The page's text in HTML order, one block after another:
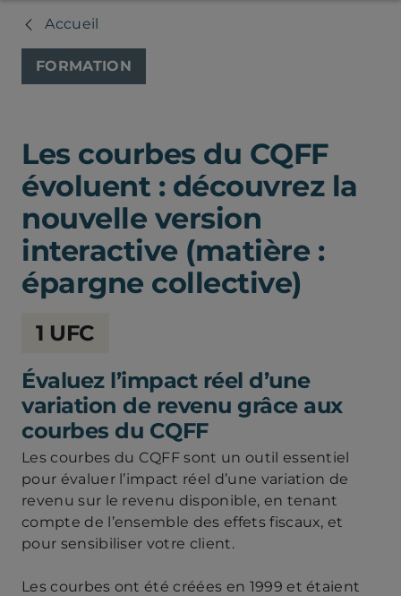
Accueil
FORMATION
Les courbes du CQFF
évoluent : découvrez la
nouvelle version
interactive (matière :
épargne collective)
de
sécurité
financière
1 UFC
Évaluez l’impact réel d’une
variation de revenu grâce aux
courbes du CQFF
Les courbes du CQFF sont un outil essentiel
pour évaluer l’impact réel d’une variation de
revenu sur le revenu disponible, en tenant
compte de l’ensemble des effets fiscaux, et
pour sensibiliser votre client.
Les courbes ont été créées en 1999 et étaient